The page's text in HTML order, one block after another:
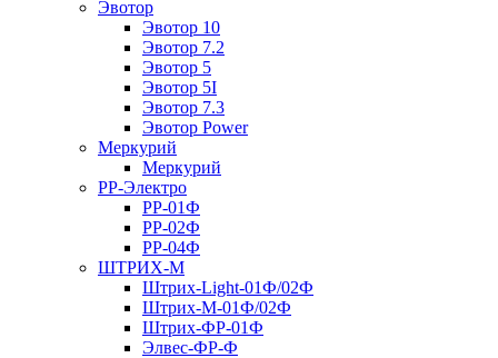
Эвотор
Эвотор 10
Эвотор 7.2
Эвотор 5
Эвотор 5I
Эвотор 7.3
Эвотор Power
Меркурий
Меркурий
РР-Электро
РР-01Ф
РР-02Ф
РР-04Ф
ШТРИХ-М
Штрих-Light-01Ф/02Ф
Штрих-М-01Ф/02Ф
Штрих-ФР-01Ф
Элвес-ФР-Ф